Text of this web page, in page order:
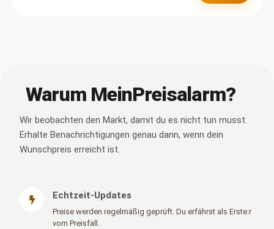
Warum MeinPreisalarm?
Wir beobachten den Markt, damit du es nicht tun musst.
Erhalte Benachrichtigungen genau dann, wenn dein
Wunschpreis erreicht ist.
Echtzeit-Updates
Preise werden regelmäßig geprüft. Du erfährst als Erste:r
vom Preisfall.